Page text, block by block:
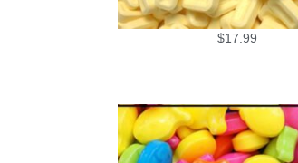
$17.99